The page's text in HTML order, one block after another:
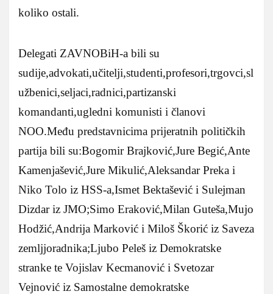
koliko ostali.
Delegati ZAVNOBiH-a bili su
sudije,advokati,učitelji,studenti,profesori,trgovci,sl
užbenici,seljaci,radnici,partizanski
komandanti,ugledni komunisti i članovi
NOO.Među predstavnicima prijeratnih političkih
partija bili su:Bogomir Brajković,Jure Begić,Ante
Kamenjašević,Jure Mikulić,Aleksandar Preka i
Niko Tolo iz HSS-a,Ismet Bektašević i Sulejman
Dizdar iz JMO;Simo Eraković,Milan Guteša,Mujo
Hodžić,Andrija Marković i Miloš Škorić iz Saveza
zemljjoradnika;Ljubo Peleš iz Demokratske
stranke te Vojislav Kecmanović i Svetozar
Vejnović iz Samostalne demokratske